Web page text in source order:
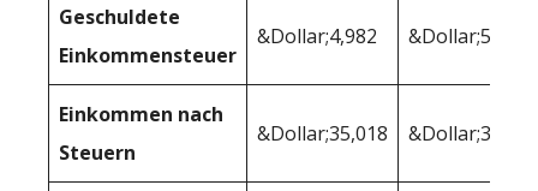
Geschuldete
Einkommensteuer
&Dollar;4,982 &Dollar;5,358
Einkommen nach
Steuern
&Dollar;35,018 &Dollar;34,642